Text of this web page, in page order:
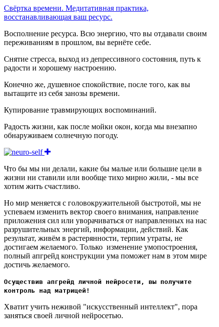
Свёртка времени. Медитативная практика,
восстанавливающая ваш ресурс.
Восполнение ресурса. Всю энергию, что вы отдавали своим
переживаниям в прошлом, вы вернёте себе.
Снятие стресса, выход из депрессивного состояния, путь к
радости и хорошему настроению.
Конечно же, душевное спокойствие, после того, как вы
вытащите из себя занозы времени.
Купирование травмирующих воспоминаний.
Радость жизни, как после мойки окон, когда мы внезапно
обнаруживаем солнечную погоду.
Что бы мы ни делали, какие бы малые или большие цели в
жизни ни ставили или вообще тихо мирно жили, - мы все
хотим жить счастливо.
Но мир меняется с головокружительной быстротой, мы не
успеваем изменить вектор своего внимания, направление
приложения сил или уворачиваться от направленных на нас
разрушительных энергий, информации, действий. Как
результат, живём в растерянности, терпим утраты, не
достигаем желаемого. Только изменение умопостроения,
полный апгрейд конструкции ума поможет нам в этом мире
достичь желаемого.
Осуществив апгрейд личной нейросети, вы получите
контроль над матрицей!
Хватит учить неживой "искусственный интеллект", пора
заняться своей личной нейросетью.